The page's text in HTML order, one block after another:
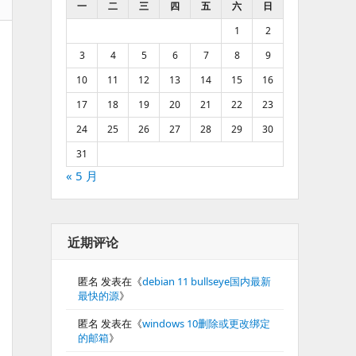
一 二 三 四 五 六
日
1
2
3
4 5 6 7 8
9
10
11 12 13 14 15
16
17
18 19 20 21 22
23
24
25 26 27 28 29
30
31
« 5 月
近期评论
匿名 发表在《debian 11 bullseye国内最新
最快的源》
匿名 发表在《windows 10删除或更改绑定
的邮箱》